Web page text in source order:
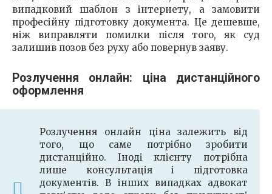
випадковий шаблон з інтернету, а замовити
професійну підготовку документа. Це дешевше,
ніж виправляти помилки після того, як суд
залишив позов без руху або повернув заяву.
Розлучення онлайн: ціна дистанційного
оформлення
Розлучення онлайн ціна залежить від
того, що саме потрібно зробити
дистанційно. Іноді клієнту потрібна
лише консультація і підготовка
документів. В інших випадках адвокат